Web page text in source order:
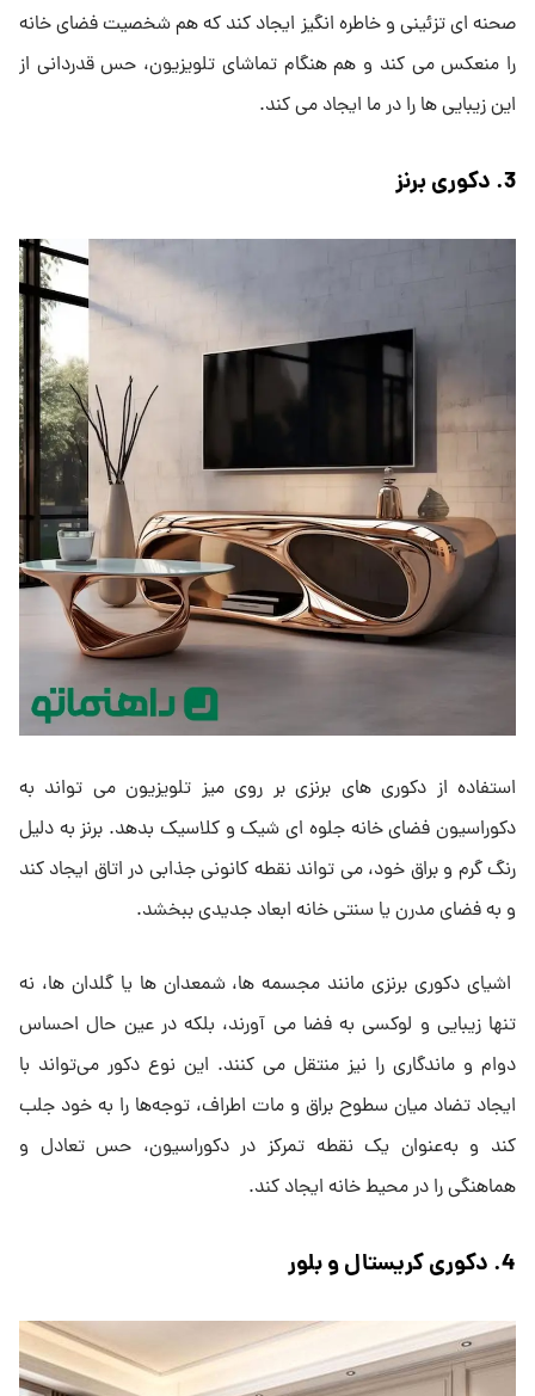
صحنه ‌ای تزئینی و خاطره ‌انگیز ایجاد کند که هم شخصیت فضای خانه
را منعکس می‌ کند و هم هنگام تماشای تلویزیون، حس قدردانی از
این زیبایی ‌ها را در ما ایجاد می ‌کند.
3. دکوری برنز
استفاده از دکوری ‌های برنزی بر روی میز تلویزیون می ‌تواند به
دکوراسیون فضای خانه جلوه‌ ای شیک و کلاسیک بدهد. برنز به دلیل
رنگ گرم و براق خود، می ‌تواند نقطه کانونی جذابی در اتاق ایجاد کند
و به فضای مدرن یا سنتی خانه ابعاد جدیدی ببخشد.
اشیای دکوری برنزی مانند مجسمه ‌ها، شمعدان‌ ها یا گلدان ‌ها، نه
تنها زیبایی و لوکسی به فضا می ‌آورند، بلکه در عین حال احساس
دوام و ماندگاری را نیز منتقل می ‌کنند. این نوع دکور می‌تواند با
ایجاد تضاد میان سطوح براق و مات اطراف، توجه‌ها را به خود جلب
کند و به‌عنوان یک نقطه تمرکز در دکوراسیون، حس تعادل و
هماهنگی را در محیط خانه ایجاد کند.
4. دکوری کریستال و بلور